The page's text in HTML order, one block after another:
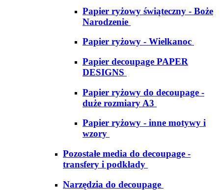
Papier ryżowy świąteczny - Boże
Narodzenie
Papier ryżowy - Wielkanoc
Papier decoupage PAPER
DESIGNS
Papier ryżowy do decoupage -
duże rozmiary A3
Papier ryżowy - inne motywy i
wzory
Pozostałe media do decoupage -
transfery i podkłady
Narzędzia do decoupage